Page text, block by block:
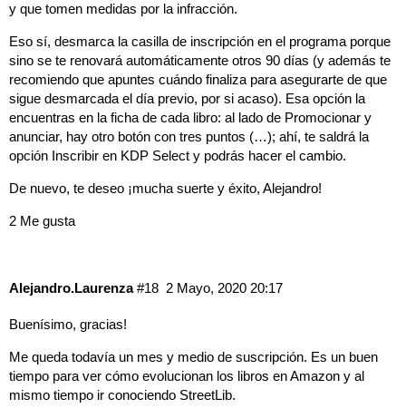
y que tomen medidas por la infracción.
Eso sí, desmarca la casilla de inscripción en el programa porque
sino se te renovará automáticamente otros 90 días (y además te
recomiendo que apuntes cuándo finaliza para asegurarte de que
sigue desmarcada el día previo, por si acaso). Esa opción la
encuentras en la ficha de cada libro: al lado de Promocionar y
anunciar, hay otro botón con tres puntos (…); ahí, te saldrá la
opción Inscribir en KDP Select y podrás hacer el cambio.
De nuevo, te deseo ¡mucha suerte y éxito, Alejandro!
2 Me gusta
Alejandro.Laurenza 2 Mayo, 2020 20:17
#18
Buenísimo, gracias!
Me queda todavía un mes y medio de suscripción. Es un buen
tiempo para ver cómo evolucionan los libros en Amazon y al
mismo tiempo ir conociendo StreetLib.